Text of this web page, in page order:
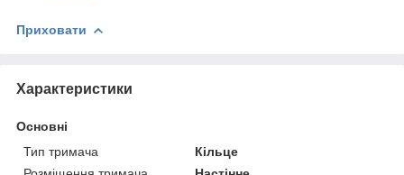
Приховати
Характеристики
Основні
Тип тримача
Кільце